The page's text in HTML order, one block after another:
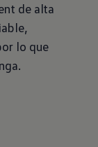
de alta
lo que